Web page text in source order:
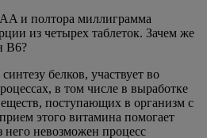
и полтора миллиграмма
из четырех таблеток. Зачем же
B6?
белков, участвует во
в том числе в выработке
поступающих в организм с
этого витамина помогает
него невозможен процесс